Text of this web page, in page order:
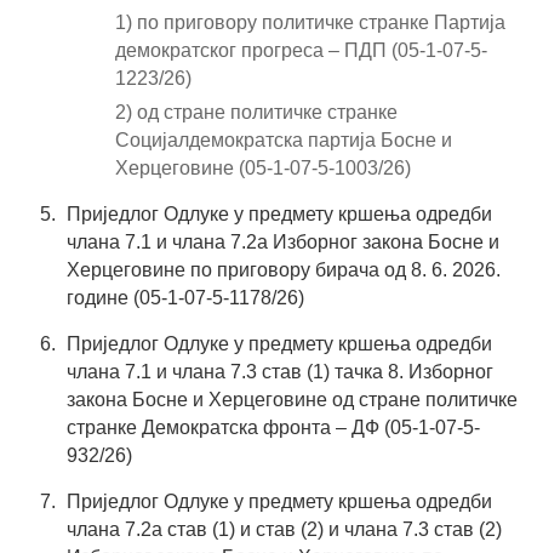
1) по приговору политичке странке Партија
демократског прогреса – ПДП (05-1-07-5-
1223/26)
2) од стране политичке странке
Социјалдемократска партија Босне и
Херцеговине (05-1-07-5-1003/26)
Приједлог Одлуке у предмету кршења одредби
члана 7.1 и члана 7.2а Изборног закона Босне и
Херцеговине по приговору бирача од 8. 6. 2026.
године (05-1-07-5-1178/26)
Приједлог Одлуке у предмету кршења одредби
члана 7.1 и члана 7.3 став (1) тачка 8. Изборног
закона Босне и Херцеговине од стране политичке
странке Демократска фронта – ДФ (05-1-07-5-
932/26)
Приједлог Одлуке у предмету кршења одредби
члана 7.2а став (1) и став (2) и члана 7.3 став (2)